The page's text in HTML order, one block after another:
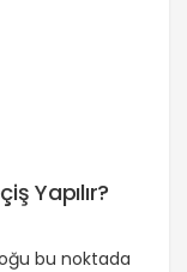
Yapılır?
bu noktada